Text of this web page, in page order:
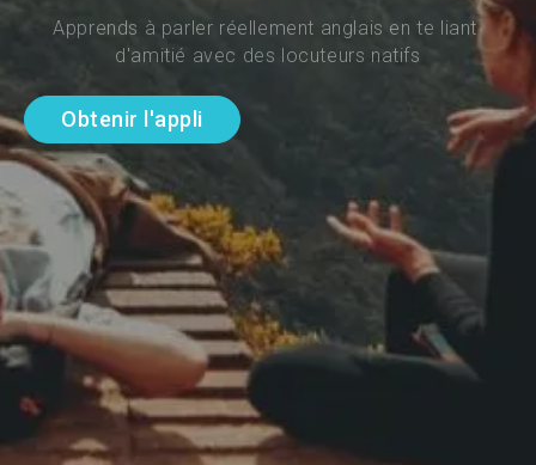
Apprends à parler réellement anglais en te liant
d'amitié avec des locuteurs natifs
Obtenir l'appli